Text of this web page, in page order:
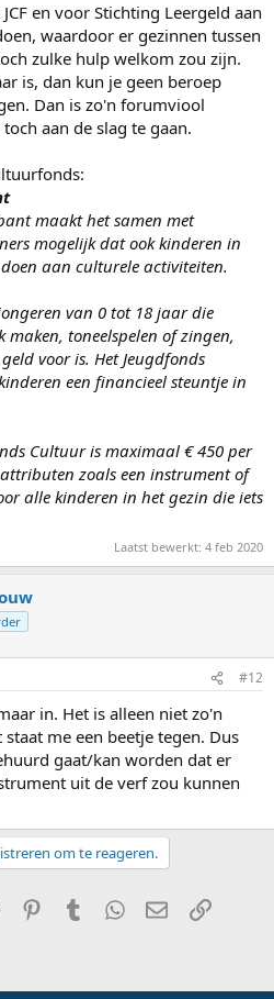
en voor Stichting Leergeld aan
waardoor er gezinnen tussen
zulke hulp welkom zou zijn.
is, dan kun je geen beroep
Dan is zo'n forumviool
aan de slag te gaan.
maakt het samen met
mogelijk dat ook kinderen in
aan culturele activiteiten.
van 0 tot 18 jaar die
toneelspelen of zingen,
voor is. Het Jeugdfonds
een financieel steuntje in
Cultuur is maximaal € 450 per
zoals een instrument of
alle kinderen in het gezin die iets
Laatst bewerkt: 4 feb 2020
#12
in. Het is alleen niet zo'n
me een beetje tegen. Dus
gaat/kan worden dat er
uit de verf zou kunnen
om te reageren.
Reddit PinterestTumblr WhatsApp
E-mailLink